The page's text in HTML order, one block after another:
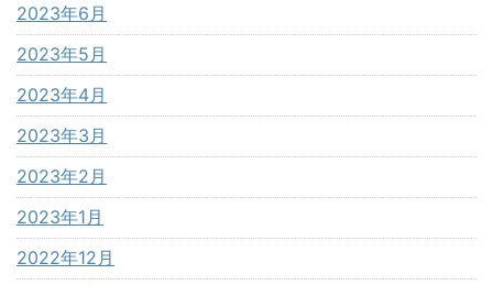
2023年6月
2023年5月
2023年4月
2023年3月
2023年2月
2023年1月
2022年12月